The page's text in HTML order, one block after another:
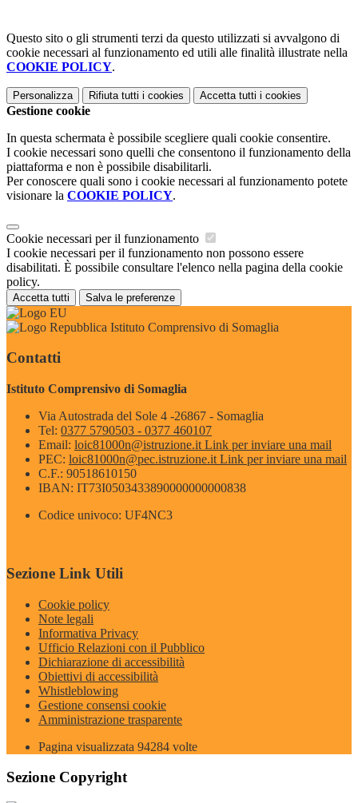
Questo sito o gli strumenti terzi da questo utilizzati si avvalgono di
cookie necessari al funzionamento ed utili alle finalità illustrate nella
COOKIE POLICY.
Personalizza Rifiuta tutti i cookies Accetta tutti i cookies
Gestione cookie
In questa schermata è possibile scegliere quali cookie consentire.
I cookie necessari sono quelli che consentono il funzionamento della
piattaforma e non è possibile disabilitarli.
Per conoscere quali sono i cookie necessari al funzionamento potete
visionare la COOKIE POLICY.
Cookie necessari per il funzionamento
I cookie necessari per il funzionamento non possono essere
disabilitati. È possibile consultare l'elenco nella pagina della cookie
policy.
Accetta tutti Salva le preferenze
Istituto Comprensivo di Somaglia
Contatti
Istituto Comprensivo di Somaglia
Via Autostrada del Sole 4 -26867 - Somaglia
Tel: 0377 5790503 - 0377 460107
Email: loic81000n@istruzione.it Link per inviare una mail
PEC: loic81000n@pec.istruzione.it Link per inviare una mail
C.F.: 90518610150
IBAN: IT73I0503433890000000000838
Codice univoco: UF4NC3
Sezione Link Utili
Cookie policy
Note legali
Informativa Privacy
Ufficio Relazioni con il Pubblico
Dichiarazione di accessibilità
Obiettivi di accessibilità
Whistleblowing
Gestione consensi cookie
Amministrazione trasparente
Pagina visualizzata 94284 volte
Sezione Copyright